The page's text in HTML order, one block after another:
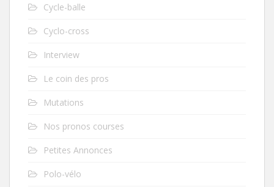
Cycle-balle
Cyclo-cross
Interview
Le coin des pros
Mutations
Nos pronos courses
Petites Annonces
Polo-vélo